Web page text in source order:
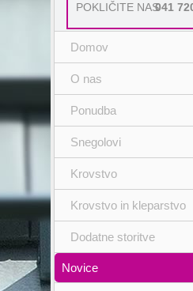
POKLIČITE NAS041
Domov
O nas
Ponudba
Snegolovi
Krovstvo
Krovstvo in kleparstvo
Dodatne storitve
Novice